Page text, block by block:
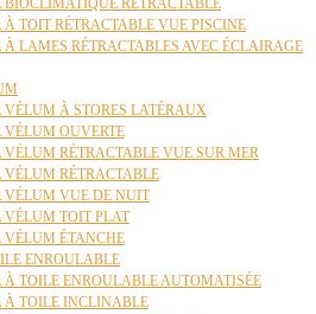
BIOCLIMATIQUE RÉTRACTABLE
À TOIT RÉTRACTABLE VUE PISCINE
À LAMES RÉTRACTABLES AVEC ÉCLAIRAGE
VÉLUM À STORES LATÉRAUX
VÉLUM OUVERTE
VÉLUM RÉTRACTABLE VUE SUR MER
VÉLUM RÉTRACTABLE
VÉLUM VUE DE NUIT
VÉLUM TOIT PLAT
VÉLUM ÉTANCHE
ENROULABLE
À TOILE ENROULABLE AUTOMATISÉE
À TOILE INCLINABLE